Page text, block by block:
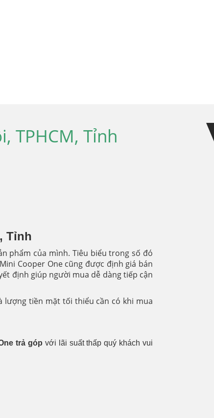
TPHCM, Tỉnh
Tỉnh
phẩm của mình. Tiêu biểu trong số đó
Cooper One cũng được định giá bán
định giúp người mua dễ dàng tiếp cận
lượng tiền mặt tối thiểu cần có khi mua
trả góp với lãi suất thấp quý khách vui